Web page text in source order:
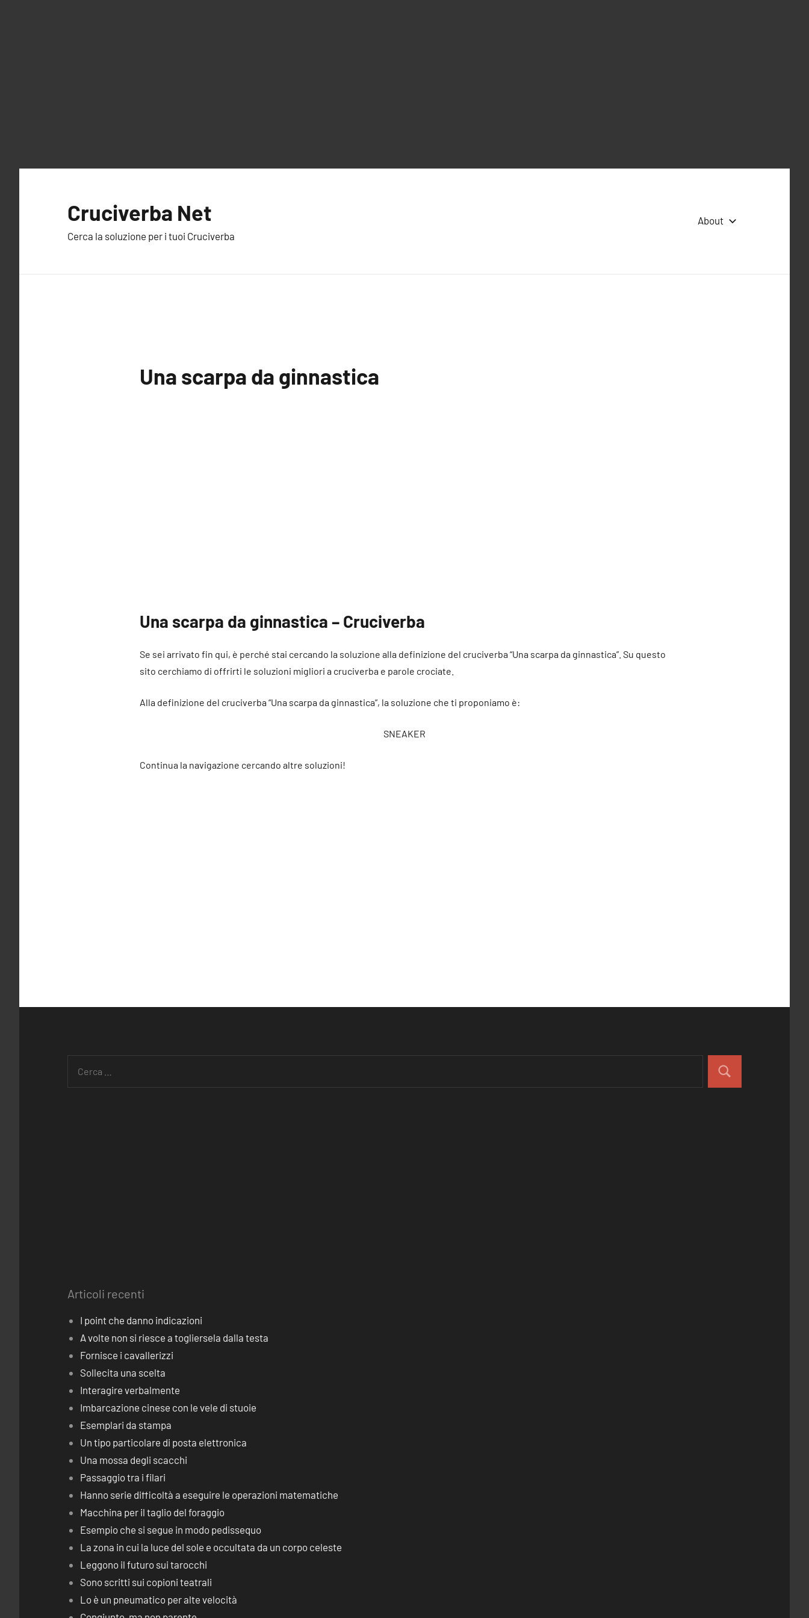
Cruciverba Net
Cerca la soluzione per i tuoi Cruciverba
About
Una scarpa da ginnastica
Una scarpa da ginnastica – Cruciverba
Se sei arrivato fin qui, è perché stai cercando la soluzione alla definizione del cruciverba “Una scarpa da ginnastica”. Su questo
sito cerchiamo di offrirti le soluzioni migliori a cruciverba e parole crociate.
Alla definizione del cruciverba “Una scarpa da ginnastica”, la soluzione che ti proponiamo è:
SNEAKER
Continua la navigazione cercando altre soluzioni!
Articoli recenti
I point che danno indicazioni
A volte non si riesce a togliersela dalla testa
Fornisce i cavallerizzi
Sollecita una scelta
Interagire verbalmente
Imbarcazione cinese con le vele di stuoie
Esemplari da stampa
Un tipo particolare di posta elettronica
Una mossa degli scacchi
Passaggio tra i filari
Hanno serie difficoltà a eseguire le operazioni matematiche
Macchina per il taglio del foraggio
Esempio che si segue in modo pedissequo
La zona in cui la luce del sole e occultata da un corpo celeste
Leggono il futuro sui tarocchi
Sono scritti sui copioni teatrali
Lo è un pneumatico per alte velocità